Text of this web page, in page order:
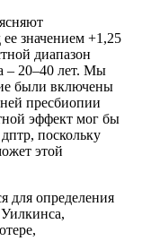
значением +1,25
диапазон
– 20–40 лет. Мы
были включены
пресбиопии
эффект мог бы
поскольку
этой
для определения